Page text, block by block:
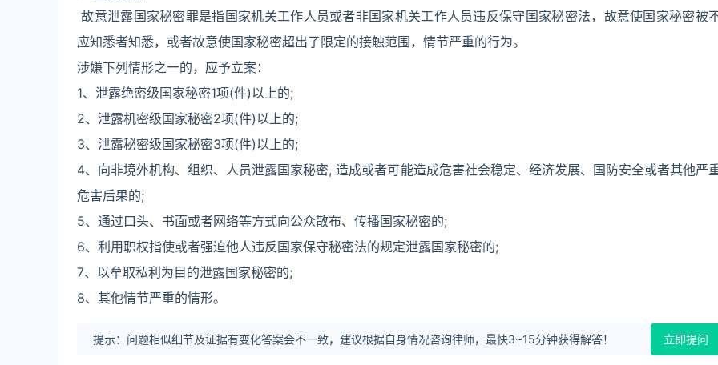
故意泄露国家秘密罪是指国家机关工作人员或者非国家机关工作人员违反保守国家秘密法，故意使国家秘密被
应知悉者知悉，或者故意使国家秘密超出了限定的接触范围，情节严重的行为。
涉嫌下列情形之一的，应予立案：
1、泄露绝密级国家秘密1项(件)以上的;
2、泄露机密级国家秘密2项(件)以上的;
3、泄露秘密级国家秘密3项(件)以上的;
4、向非境外机构、组织、人员泄露国家秘密, 造成或者可能造成危害社会稳定、经济发展、国防安全或者其他严
危害后果的;
5、通过口头、书面或者网络等方式向公众散布、传播国家秘密的;
6、利用职权指使或者强迫他人违反国家保守秘密法的规定泄露国家秘密的;
7、以牟取私利为目的泄露国家秘密的;
8、其他情节严重的情形。
提示：问题相似细节及证据有变化答案会不一致，建议根据自身情况咨询律师，最快3~15分钟获得解答！ 立即提问